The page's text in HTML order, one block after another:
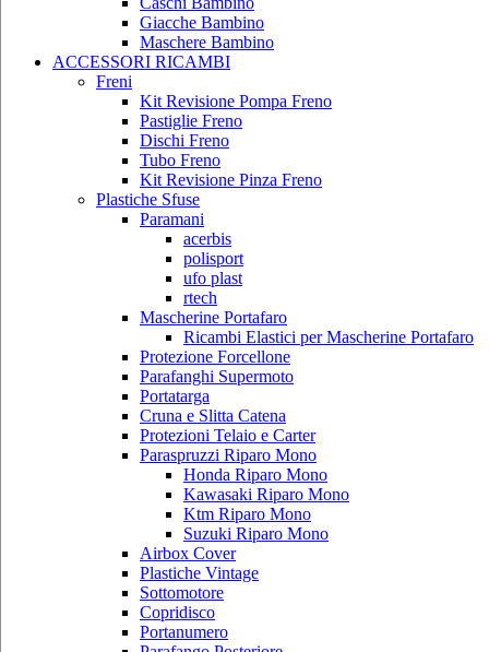
Giacche Bambino
Maschere Bambino
ACCESSORI RICAMBI
Freni
Kit Revisione Pompa Freno
Pastiglie Freno
Dischi Freno
Tubo Freno
Kit Revisione Pinza Freno
Plastiche Sfuse
Paramani
acerbis
polisport
ufo plast
rtech
Mascherine Portafaro
Ricambi Elastici per Mascherine Portafaro
Protezione Forcellone
Parafanghi Supermoto
Portatarga
Cruna e Slitta Catena
Protezioni Telaio e Carter
Paraspruzzi Riparo Mono
Honda Riparo Mono
Kawasaki Riparo Mono
Ktm Riparo Mono
Suzuki Riparo Mono
Airbox Cover
Plastiche Vintage
Sottomotore
Copridisco
Portanumero